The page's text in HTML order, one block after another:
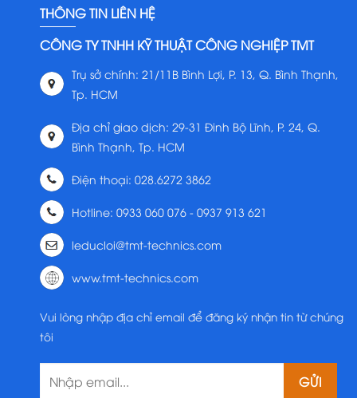
THÔNG TIN LIÊN HỆ
CÔNG TY TNHH KỸ THUẬT CÔNG NGHIỆP TMT
Trụ sở chính: 21/11B Bình Lợi, P. 13, Q. Bình Thạnh,
Tp. HCM
Địa chỉ giao dịch: 29-31 Đinh Bộ Lĩnh, P. 24, Q.
Bình Thạnh, Tp. HCM
Điện thoại: 028.6272 3862
Hotline: 0933 060 076 - 0937 913 621
leducloi@tmt-technics.com
www.tmt-technics.com
Vui lòng nhập địa chỉ email để đăng ký nhận tin từ chúng
tôi